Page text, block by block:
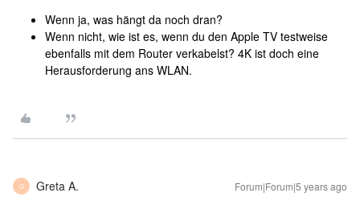
Wenn ja, was hängt da noch dran?
Wenn nicht, wie ist es, wenn du den Apple TV testweise
ebenfalls mit dem Router verkabelst? 4K ist doch eine
Herausforderung ans WLAN.
G Greta A. Forum|Forum|5 years ago